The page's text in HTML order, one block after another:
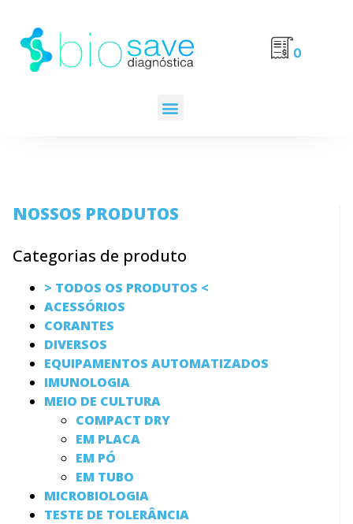
0
NOSSOS PRODUTOS
Categorias de produto
> TODOS OS PRODUTOS <
ACESSÓRIOS
CORANTES
DIVERSOS
EQUIPAMENTOS AUTOMATIZADOS
IMUNOLOGIA
MEIO DE CULTURA
COMPACT DRY
EM PLACA
EM PÓ
EM TUBO
MICROBIOLOGIA
TESTE DE TOLERÂNCIA